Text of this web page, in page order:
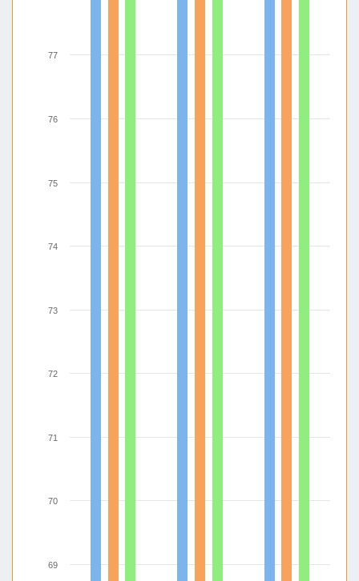
69
70
71
72
73
74
75
76
77